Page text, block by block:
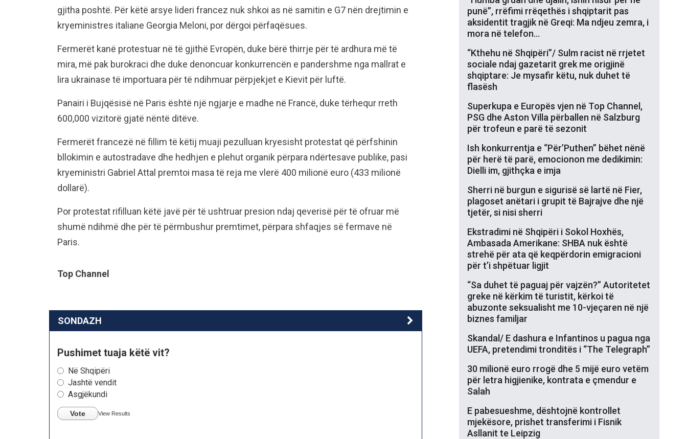
gjitha poshtë. Për këtë arsye lideri francez nuk shkoi as në samitin e G7 nën drejtimin e
kryeministres italiane Georgia Meloni, por dërgoi përfaqësues.
Fermerët kanë protestuar në të gjithë Evropën, duke bërë thirrje për të ardhura më të
mira, më pak burokraci dhe duke denoncuar konkurrencën e pandershme nga mallrat e
lira ukrainase të importuara për të ndihmuar përpjekjet e Kievit për luftë.
Panairi i Bujqësisë në Paris është një ngjarje e madhe në Francë, duke tërhequr rreth
600,000 vizitorë gjatë nëntë ditëve.
Fermerët francezë në fillim të këtij muaji pezulluan kryesisht protestat që përfshinin
bllokimin e autostradave dhe hedhjen e plehut organik përpara ndërtesave publike, pasi
kryeministri Gabriel Attal premtoi masa të reja me vlerë 400 milionë euro (433 milionë
dollarë).
Por protestat rifilluan këtë javë për të ushtruar presion ndaj qeverisë për të ofruar më
shumë ndihmë dhe për të përmbushur premtimet, përpara shfaqjes së fermave në
Paris.
Top Channel
SONDAZH
Pushimet tuaja këtë vit?
Në Shqipëri
Jashtë vendit
Asgjëkundi
Vote View Results
punë”, rrëfimi rrëqethës i shqiptarit pas
aksidentit tragjik në Greqi: Ma ndjeu zemra, i
mora në telefon…
“Kthehu në Shqipëri”/ Sulm racist në rrjetet
sociale ndaj gazetarit grek me origjinë
shqiptare: Je mysafir këtu, nuk duhet të
flasësh
Superkupa e Europës vjen në Top Channel,
PSG dhe Aston Villa përballen në Salzburg
për trofeun e parë të sezonit
Ish konkurrentja e “Për’Puthen” bëhet nënë
për herë të parë, emocionon me dedikimin:
Dielli im, gjithçka e imja
Sherri në burgun e sigurisë së lartë në Fier,
plagoset anëtari i grupit të Bajrajve dhe një
tjetër, si nisi sherri
Ekstradimi në Shqipëri i Sokol Hoxhës,
Ambasada Amerikane: SHBA nuk është
strehë për ata që keqpërdorin emigracioni
për t’i shpëtuar ligjit
“Sa duhet të paguaj për vajzën?” Autoritetet
greke në kërkim të turistit, kërkoi të
abuzonte seksualisht me 10-vjeçaren në një
biznes familjar
Skandal/ E dashura e Infantinos u pagua nga
UEFA, pretendimi tronditës i “The Telegraph”
30 milionë euro rrogë dhe 5 mijë euro vetëm
për letra higjienike, kontrata e çmendur e
Salah
E pabesueshme, dështojnë kontrollet
mjekësore, prishet transferimi i Fisnik
Asllanit te Leipzig